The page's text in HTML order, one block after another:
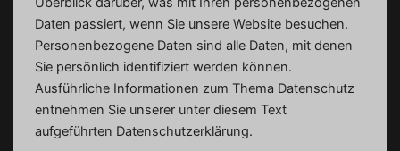
Daten passiert, wenn Sie unsere Website besuchen.
Personenbezogene Daten sind alle Daten, mit denen
Sie persönlich identifiziert werden können.
Ausführliche Informationen zum Thema Datenschutz
entnehmen Sie unserer unter diesem Text
aufgeführten Datenschutzerklärung.